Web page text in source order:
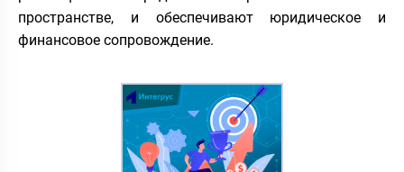
пространстве, и обеспечивают юридическое и
финансовое сопровождение.